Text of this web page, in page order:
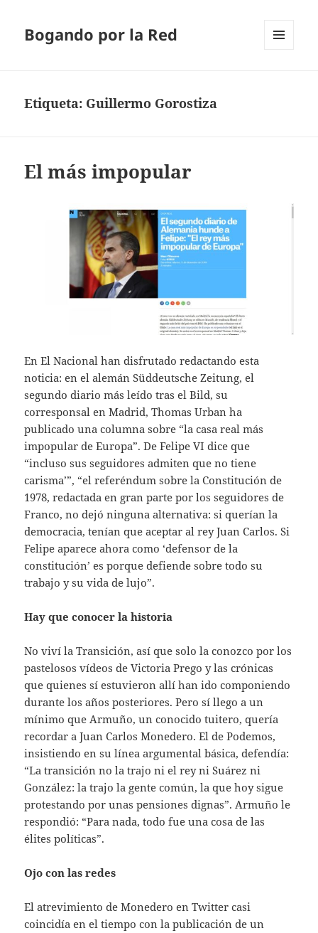
Bogando por la Red
Etiqueta: Guillermo Gorostiza
El más impopular
En El Nacional han disfrutado redactando esta
noticia: en el alemán Süddeutsche Zeitung, el
segundo diario más leído tras el Bild, su
corresponsal en Madrid, Thomas Urban ha
publicado una columna sobre “la casa real más
impopular de Europa”. De Felipe VI dice que
“incluso sus seguidores admiten que no tiene
carisma’”, “el referéndum sobre la Constitución de
1978, redactada en gran parte por los seguidores de
Franco, no dejó ninguna alternativa: si querían la
democracia, tenían que aceptar al rey Juan Carlos. Si
Felipe aparece ahora como ‘defensor de la
constitución’ es porque defiende sobre todo su
trabajo y su vida de lujo”.
Hay que conocer la historia
No viví la Transición, así que solo la conozco por los
pastelosos vídeos de Victoria Prego y las crónicas
que quienes sí estuvieron allí han ido componiendo
durante los años posteriores. Pero sí llego a un
mínimo que Armuño, un conocido tuitero, quería
recordar a Juan Carlos Monedero. El de Podemos,
insistiendo en su línea argumental básica, defendía:
“La transición no la trajo ni el rey ni Suárez ni
González: la trajo la gente común, la que hoy sigue
protestando por unas pensiones dignas”. Armuño le
respondió: “Para nada, todo fue una cosa de las
élites políticas”.
Ojo con las redes
El atrevimiento de Monedero en Twitter casi
coincidía en el tiempo con la publicación de un